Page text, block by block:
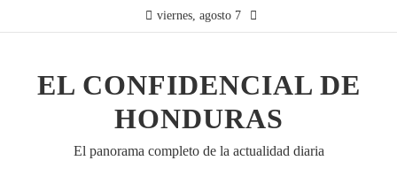
viernes, agosto 7
EL CONFIDENCIAL DE
HONDURAS
El panorama completo de la actualidad diaria